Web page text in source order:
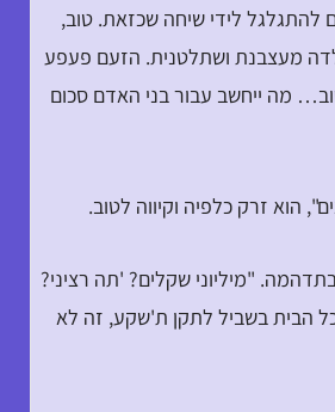
להתגלגל לידי שיחה שכזאת. טוב,
מעצבנת ושתלטנית. הזעם פעפע
מה ייחשב עבור בני האדם סכום
הוא זרק כלפיה וקיווה לטוב.
"מיליוני שקלים? 'תה רציני?
הבית בשביל לתקן ת'שקע, זה לא